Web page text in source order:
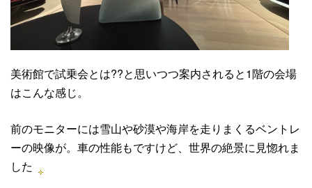
美術館で試乗会とは??と思いつつ案内されると1階の会場
はこんな感じ。
前のモニターには雪山や砂漠や海岸を走りまくるベントレ
ーの映像が。車の性能もですけど、世界の絶景に見惚れま
した